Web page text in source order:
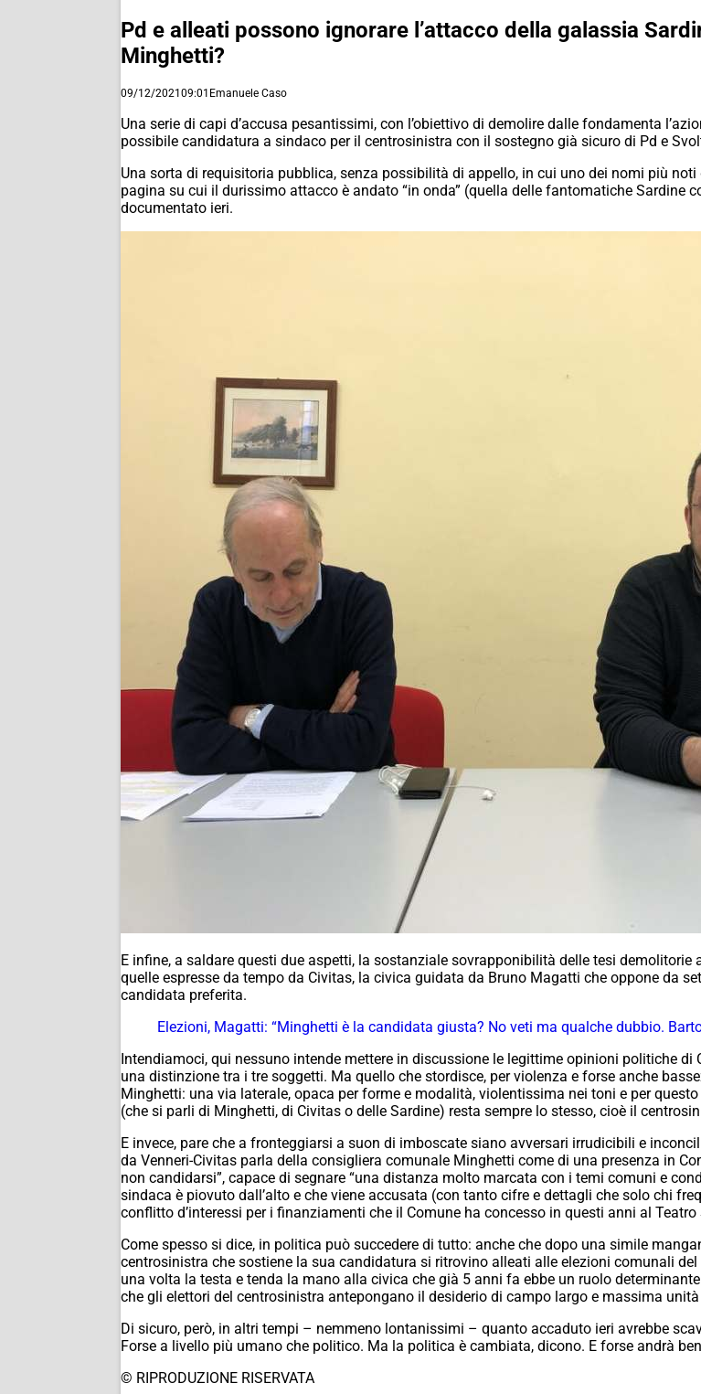
Pd e alleati possono ignorare l’attacco della galassia
Minghetti?
09/12/202109:01 Emanuele Caso
Una serie di capi d’accusa pesantissimi, con l’obiettivo di demolire dalle fondamenta
possibile candidatura a sindaco per il centrosinistra con il sostegno già sicuro di Pd e
Una sorta di requisitoria pubblica, senza possibilità di appello, in cui uno dei nomi più
pagina su cui il durissimo attacco è andato “in onda” (quella delle fantomatiche Sardine
documentato ieri.
E infine, a saldare questi due aspetti, la sostanziale sovrapponibilità delle tesi
quelle espresse da tempo da Civitas, la civica guidata da Bruno Magatti che oppone da
candidata preferita.
Elezioni, Magatti: “Minghetti è la candidata giusta? No veti ma qualche dubbio.
Intendiamoci, qui nessuno intende mettere in discussione le legittime opinioni politiche di
una distinzione tra i tre soggetti. Ma quello che stordisce, per violenza e forse anche
Minghetti: una via laterale, opaca per forme e modalità, violentissima nei toni e per
(che si parli di Minghetti, di Civitas o delle Sardine) resta sempre lo stesso, cioè il
E invece, pare che a fronteggiarsi a suon di imboscate siano avversari irrudicibili e
da Venneri-Civitas parla della consigliera comunale Minghetti come di una presenza in
non candidarsi”, capace di segnare “una distanza molto marcata con i temi comuni e
sindaca è piovuto dall’alto e che viene accusata (con tanto cifre e dettagli che solo chi
conflitto d’interessi per i finanziamenti che il Comune ha concesso in questi anni al Teatro
Come spesso si dice, in politica può succedere di tutto: anche che dopo una simile
centrosinistra che sostiene la sua candidatura si ritrovino alleati alle elezioni comunali
una volta la testa e tenda la mano alla civica che già 5 anni fa ebbe un ruolo
che gli elettori del centrosinistra antepongano il desiderio di campo largo e massima
Di sicuro, però, in altri tempi – nemmeno lontanissimi – quanto accaduto ieri avrebbe
Forse a livello più umano che politico. Ma la politica è cambiata, dicono. E forse andrà
© RIPRODUZIONE RISERVATA